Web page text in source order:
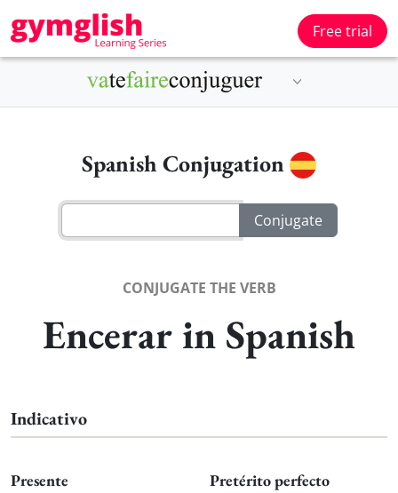
Free trial
Spanish Conjugation
CONJUGATE THE VERB
Encerar in Spanish
Indicativo
Presente Pretérito perfecto